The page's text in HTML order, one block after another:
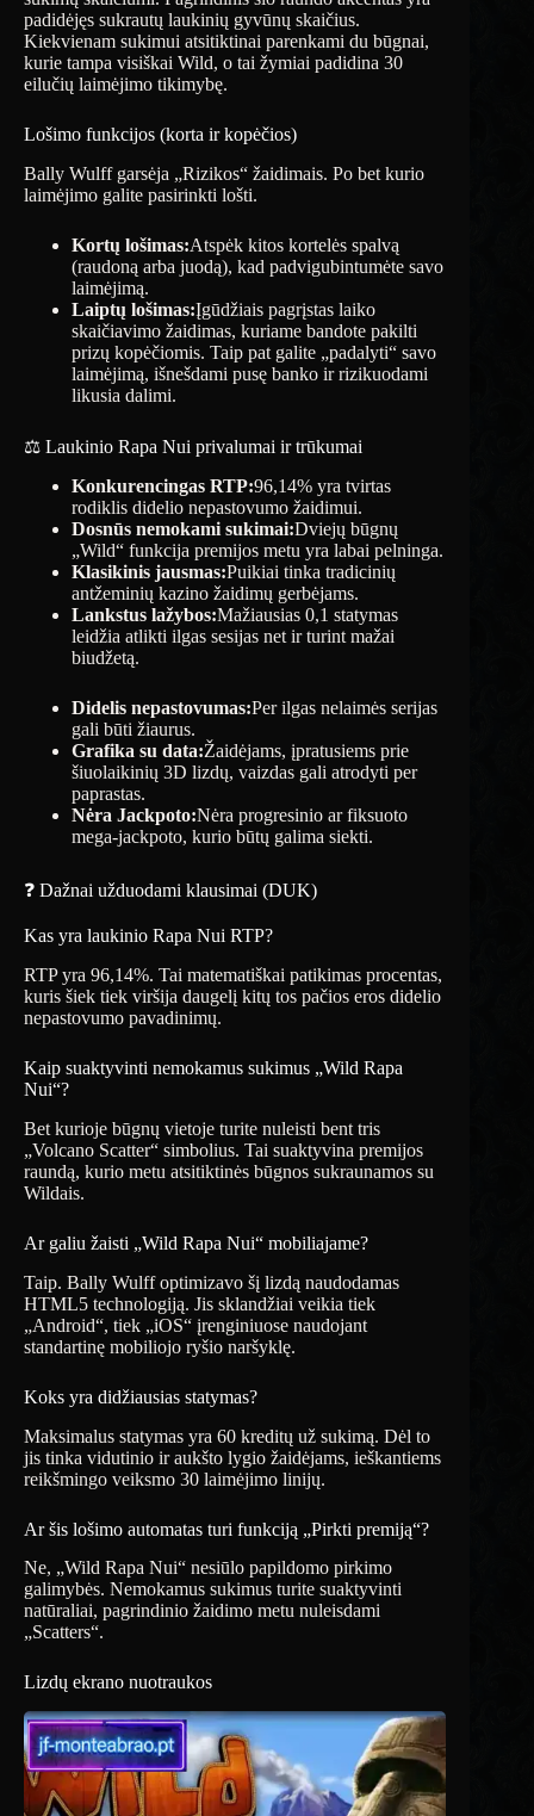
padidėjęs sukrautų laukinių gyvūnų skaičius.
Kiekvienam sukimui atsitiktinai parenkami du būgnai,
kurie tampa visiškai Wild, o tai žymiai padidina 30
eilučių laimėjimo tikimybę.
Lošimo funkcijos (korta ir kopėčios)
Bally Wulff garsėja „Rizikos“ žaidimais. Po bet kurio
laimėjimo galite pasirinkti lošti.
Kortų lošimas:Atspėk kitos kortelės spalvą
(raudoną arba juodą), kad padvigubintumėte savo
laimėjimą.
Laiptų lošimas:Įgūdžiais pagrįstas laiko
skaičiavimo žaidimas, kuriame bandote pakilti
prizų kopėčiomis. Taip pat galite „padalyti“ savo
laimėjimą, išnešdami pusę banko ir rizikuodami
likusia dalimi.
⚖️ Laukinio Rapa Nui privalumai ir trūkumai
Konkurencingas RTP:96,14% yra tvirtas
rodiklis didelio nepastovumo žaidimui.
Dosnūs nemokami sukimai:Dviejų būgnų
„Wild“ funkcija premijos metu yra labai pelninga.
Klasikinis jausmas:Puikiai tinka tradicinių
antžeminių kazino žaidimų gerbėjams.
Lankstus lažybos:Mažiausias 0,1 statymas
leidžia atlikti ilgas sesijas net ir turint mažai
biudžetą.
Didelis nepastovumas:Per ilgas nelaimės serijas
gali būti žiaurus.
Grafika su data:Žaidėjams, įpratusiems prie
šiuolaikinių 3D lizdų, vaizdas gali atrodyti per
paprastas.
Nėra Jackpoto:Nėra progresinio ar fiksuoto
mega-jackpoto, kurio būtų galima siekti.
❓ Dažnai užduodami klausimai (DUK)
Kas yra laukinio Rapa Nui RTP?
RTP yra 96,14%. Tai matematiškai patikimas procentas,
kuris šiek tiek viršija daugelį kitų tos pačios eros didelio
nepastovumo pavadinimų.
Kaip suaktyvinti nemokamus sukimus „Wild Rapa
Nui“?
Bet kurioje būgnų vietoje turite nuleisti bent tris
„Volcano Scatter“ simbolius. Tai suaktyvina premijos
raundą, kurio metu atsitiktinės būgnos sukraunamos su
Wildais.
Ar galiu žaisti „Wild Rapa Nui“ mobiliajame?
Taip. Bally Wulff optimizavo šį lizdą naudodamas
HTML5 technologiją. Jis sklandžiai veikia tiek
„Android“, tiek „iOS“ įrenginiuose naudojant
standartinę mobiliojo ryšio naršyklę.
Koks yra didžiausias statymas?
Maksimalus statymas yra 60 kreditų už sukimą. Dėl to
jis tinka vidutinio ir aukšto lygio žaidėjams, ieškantiems
reikšmingo veiksmo 30 laimėjimo linijų.
Ar šis lošimo automatas turi funkciją „Pirkti premiją“?
Ne, „Wild Rapa Nui“ nesiūlo papildomo pirkimo
galimybės. Nemokamus sukimus turite suaktyvinti
natūraliai, pagrindinio žaidimo metu nuleisdami
„Scatters“.
Lizdų ekrano nuotraukos